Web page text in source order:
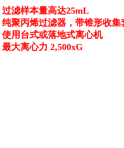
过滤样本量高达25mL
纯聚丙烯过滤器，带锥形收集
使用台式或落地式离心机
最大离心力 2,500xG